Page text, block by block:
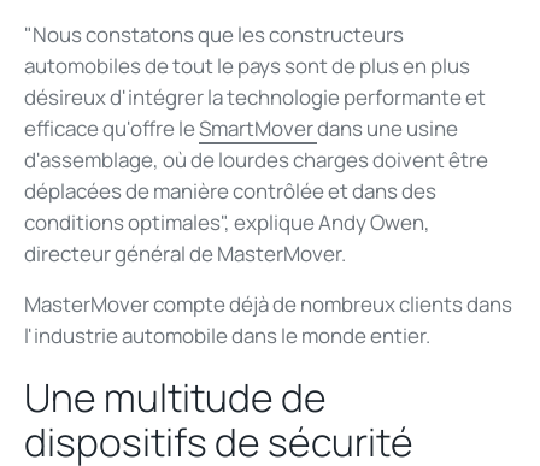
"Nous constatons que les constructeurs
automobiles de tout le pays sont de plus en plus
désireux d'intégrer la technologie performante et
efficace qu'offre leSmartMoverdans une usine
d'assemblage, où de lourdes charges doivent être
déplacées de manière contrôlée et dans des
conditions optimales", explique Andy Owen,
directeur général de MasterMover.
MasterMover compte déjà de nombreux clients dans
l'industrie automobile dans le monde entier.
Une multitude de
dispositifs de sécurité